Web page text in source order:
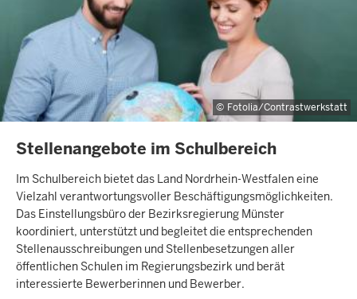
Fotolia/Contrastwerkstatt
INHALTSSEITE
Stellenangebote im Schulbereich
Im Schulbereich bietet das Land Nord­rhein-Westfalen eine
Vielzahl verantwortungs­voller Beschäftigungs­mög­lichkeiten.
Das Ein­stellungs­büro der Bezirks­regierung Münster
koordiniert, unter­stützt und begleitet die entsprechenden
Stellen­aus­schreibungen und Stellen­besetzungen aller
öffentlichen Schulen im Regierungs­bezirk und berät
interessierte Bewerberinnen und Bewerber.